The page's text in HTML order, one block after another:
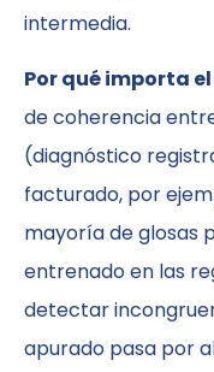
intermedia.
Por qué importa
de coherencia
(diagnóstico
facturado, por
mayoría de glosas
entrenado en las
detectar
apurado pasa por